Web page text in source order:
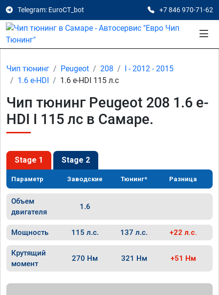
Telegram: EuroCT_bot +7 846 970-71-62
Чип тюнинг Peugeot 208
I - 2012 - 2015
1.6 e-HDI
1.6 e-HDI 115 л.с
Чип тюнинг Peugeot 208 1.6 e-
HDI I 115 лс в Самаре.
Stage 1 Stage 2
Параметр Заводские Тюнинг* Разница
Объем
двигателя
1.6
Мощность 115 л.с. 137 л.с. +22 л.с.
Крутящий
момент
270 Нм 321 Нм +51 Нм